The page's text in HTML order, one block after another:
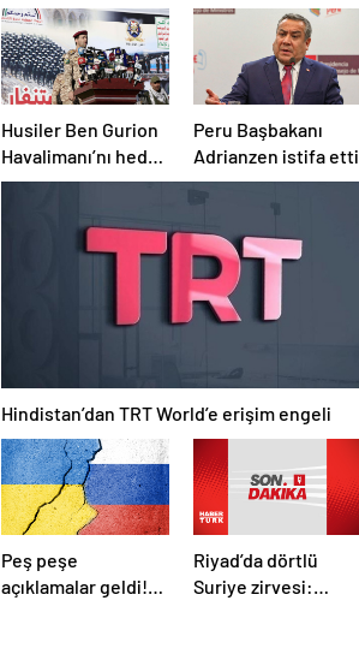
Husiler Ben Gurion
Havalimanı’nı hedef
aldı
Peru Başbakanı
Adrianzen istifa etti
Hindistan’dan TRT World’e erişim engeli
Peş peşe
açıklamalar geldi!
Riyad’da dörtlü
Suriye zirvesi: